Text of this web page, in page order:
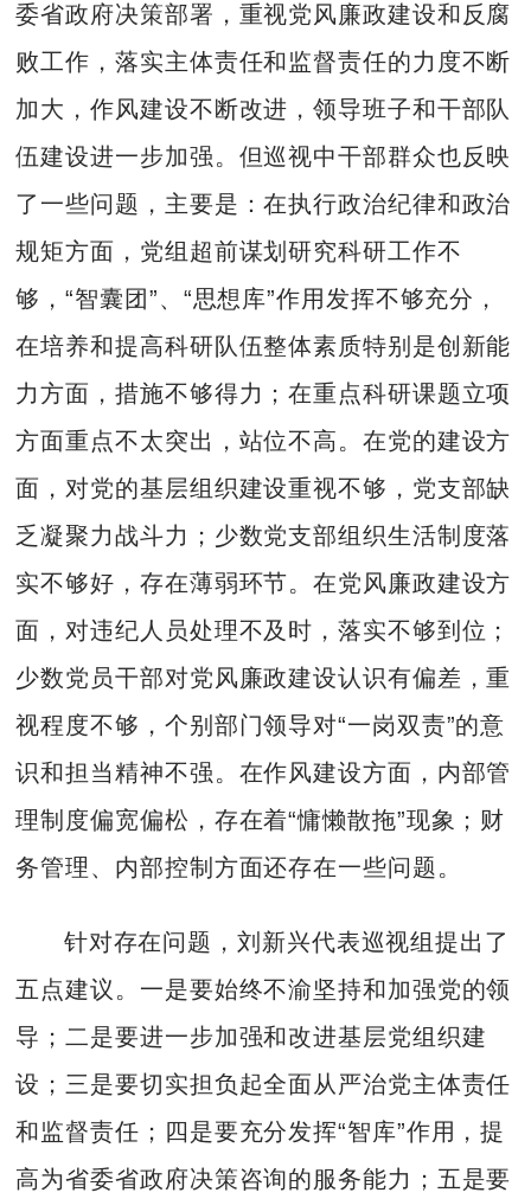
委省政府决策部署，重视党风廉政建设和反腐
败工作，落实主体责任和监督责任的力度不断
加大，作风建设不断改进，领导班子和干部队
伍建设进一步加强。但巡视中干部群众也反映
了一些问题，主要是：在执行政治纪律和政治
规矩方面，党组超前谋划研究科研工作不
够，“智囊团”、“思想库”作用发挥不够充分，
在培养和提高科研队伍整体素质特别是创新能
力方面，措施不够得力；在重点科研课题立项
方面重点不太突出，站位不高。在党的建设方
面，对党的基层组织建设重视不够，党支部缺
乏凝聚力战斗力；少数党支部组织生活制度落
实不够好，存在薄弱环节。在党风廉政建设方
面，对违纪人员处理不及时，落实不够到位；
少数党员干部对党风廉政建设认识有偏差，重
视程度不够，个别部门领导对“一岗双责”的意
识和担当精神不强。在作风建设方面，内部管
理制度偏宽偏松，存在着“慵懒散拖”现象；财
务管理、内部控制方面还存在一些问题。
针对存在问题，刘新兴代表巡视组提出了
五点建议。一是要始终不渝坚持和加强党的领
导；二是要进一步加强和改进基层党组织建
设；三是要切实担负起全面从严治党主体责任
和监督责任；四是要充分发挥“智库”作用，提
高为省委省政府决策咨询的服务能力；五是要